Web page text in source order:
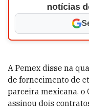
notícias
A Pemex disse na
de fornecimento de
parceira mexicana, o
assinou dois